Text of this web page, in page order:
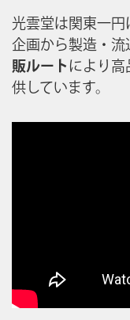
光雲堂は関東一円
企画から製造・流
販ルート により高
供しています。